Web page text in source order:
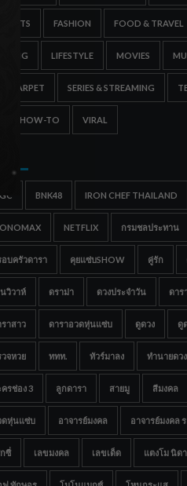
FASHION FOOD & TRAVEL
LIFESTYLE MOVIES
CARPET SERIES & STREAMING
& HOW-TO VIRAL
BNK48 IRON CHEF THAILAND
NETFLIX กรมชลประทาน
บครัวดารา คุยแซ่บSHOW คู่รัก
วิวาห์ ดราม่า ดวงประจำวัน ดาร
าสาว ดาราอวดหุ่นแซ่บ ดูดวง ดู
จหวย ททท. ทัวร์มาลง ทำนายดวง
รช่อง 3 ลูกดารา สายมู สีมงคล
ดหุ่นแซ่บ อาจารย์มงคล อาจารย์มงคล
ซี่ เลขมงคล เลขเด็ด แตงโม นิดา